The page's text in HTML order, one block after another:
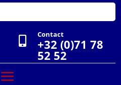

Contact
+32 (0)71 78
52 52